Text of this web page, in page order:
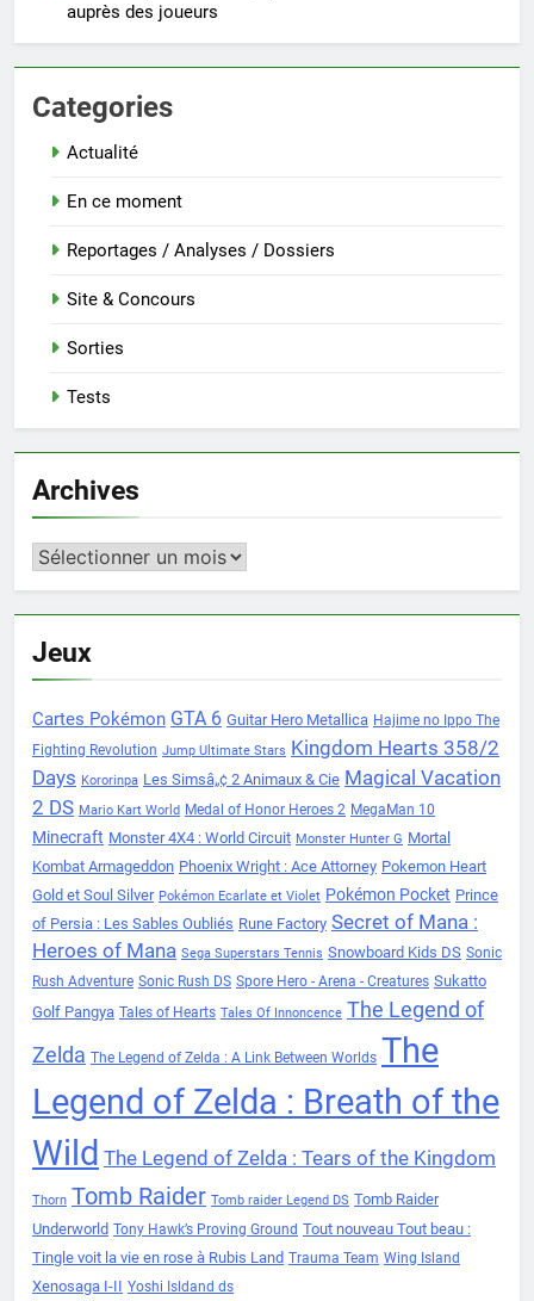
auprès des joueurs
Categories
Actualité
En ce moment
Reportages / Analyses / Dossiers
Site & Concours
Sorties
Tests
Archives
Archives
Jeux
Cartes Pokémon GTA 6 Guitar Hero Metallica Hajime no Ippo The
Fighting Revolution Jump Ultimate Stars Kingdom Hearts 358/2
Days Kororinpa Les Simsâ„¢ 2 Animaux & Cie Magical Vacation
2 DS Mario Kart World Medal of Honor Heroes 2 MegaMan 10
Minecraft Monster 4X4 : World Circuit Monster Hunter G Mortal
Kombat Armageddon Phoenix Wright : Ace Attorney Pokemon Heart
Gold et Soul Silver Pokémon Ecarlate et Violet Pokémon Pocket Prince
of Persia : Les Sables Oubliés Rune Factory Secret of Mana :
Heroes of Mana Sega Superstars Tennis Snowboard Kids DS Sonic
Rush Adventure Sonic Rush DS Spore Hero - Arena - Creatures Sukatto
Golf Pangya Tales of Hearts Tales Of Innoncence The Legend of
Zelda The Legend of Zelda : A Link Between Worlds The
Legend of Zelda : Breath of the
Wild The Legend of Zelda : Tears of the Kingdom
Thorn Tomb Raider Tomb raider Legend DS Tomb Raider
Underworld Tony Hawk’s Proving Ground Tout nouveau Tout beau :
Tingle voit la vie en rose à Rubis Land Trauma Team Wing Island
Xenosaga I-II Yoshi Isldand ds